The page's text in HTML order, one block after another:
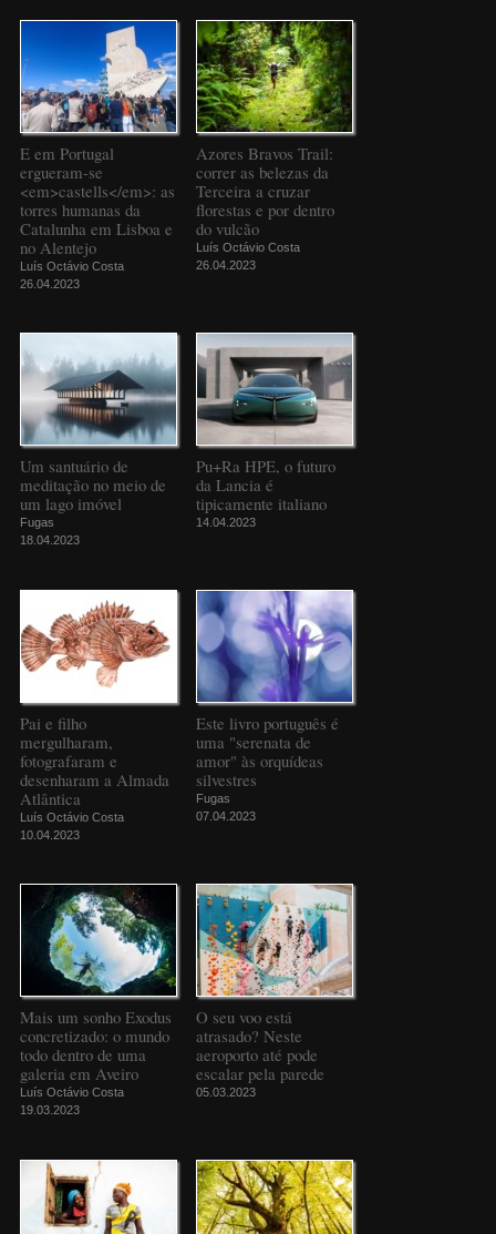
E em Portugal
ergueram-se
<em>castells</em>: as
torres humanas da
Catalunha em Lisboa e
no Alentejo
Luís Octávio Costa
26.04.2023
Azores Bravos Trail:
correr as belezas da
Terceira a cruzar
florestas e por dentro
do vulcão
Luís Octávio Costa
26.04.2023
Um santuário de
meditação no meio de
um lago imóvel
Fugas
18.04.2023
Pu+Ra HPE, o futuro
da Lancia é
tipicamente italiano
14.04.2023
Pai e filho
mergulharam,
fotografaram e
desenharam a Almada
Atlântica
Luís Octávio Costa
10.04.2023
Este livro português é
uma "serenata de
amor" às orquídeas
silvestres
Fugas
07.04.2023
Mais um sonho Exodus
concretizado: o mundo
todo dentro de uma
galeria em Aveiro
Luís Octávio Costa
19.03.2023
O seu voo está
atrasado? Neste
aeroporto até pode
escalar pela parede
05.03.2023